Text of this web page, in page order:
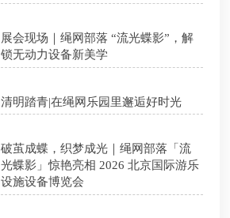
展会现场｜绳网部落 “流光蝶影”，解
锁无动力设备新美学
清明踏青|在绳网乐园里邂逅好时光
破茧成蝶，织梦成光｜绳网部落「流
光蝶影」惊艳亮相 2026 北京国际游乐
设施设备博览会